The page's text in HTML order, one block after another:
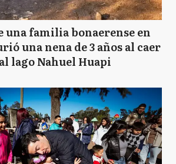
una familia bonaerense en
una nena de 3 años al caer
lago Nahuel Huapi